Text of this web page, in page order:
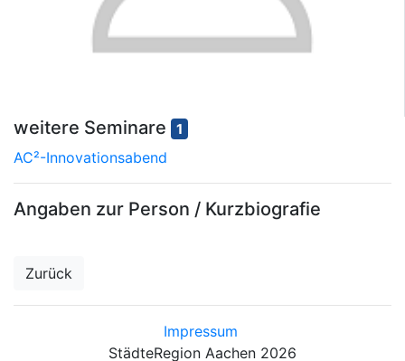
weitere Seminare 1
AC²-Innovationsabend
Angaben zur Person / Kurzbiografie
Zurück
Impressum
StädteRegion Aachen 2026